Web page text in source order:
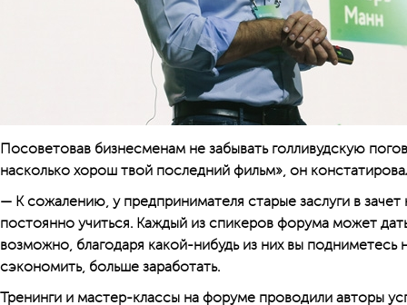
Посоветовав бизнесменам не забывать голливудскую
насколько хорош твой последний фильм», он
— К сожалению, у предпринимателя старые заслуги в
постоянно учиться. Каждый из спикеров форума может
возможно, благодаря какой-нибудь из них вы
сэкономить, больше заработать.
Тренинги и мастер-классы на форуме проводили авторы